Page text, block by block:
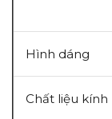
Hình dáng
Chất liệu kính